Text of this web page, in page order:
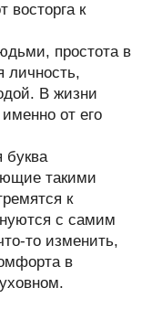
восторга к
простота в
личность,
В жизни
от его
буква
такими
к
с самим
то изменить,
в